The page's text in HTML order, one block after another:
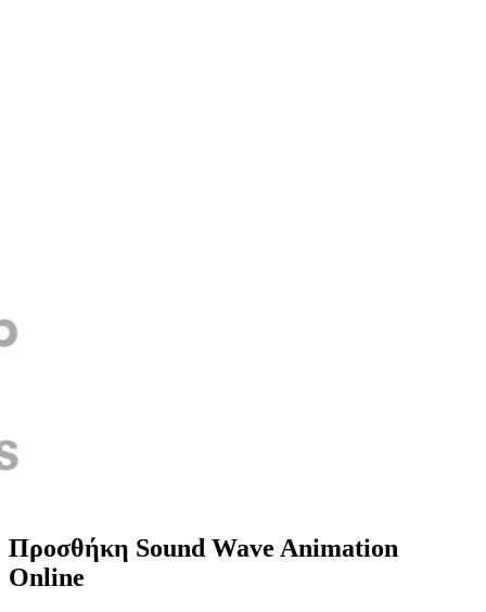
Προσθήκη Sound Wave Animation
Online